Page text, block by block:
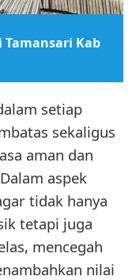
Tamansari Kab
setiap
sekaligus
aman dan
aspek
tidak hanya
tetapi juga
mencegah
nilai